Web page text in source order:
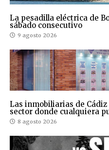
La pesadilla eléctrica de
sábado consecutivo
9 agosto 2026
Las inmobiliarias de
sector donde cualquiera
8 agosto 2026